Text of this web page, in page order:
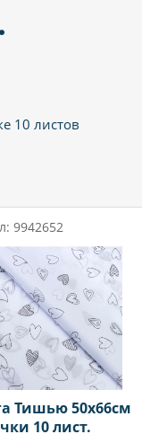
10 листов
9942652
Тишью 50х66см
10 лист.